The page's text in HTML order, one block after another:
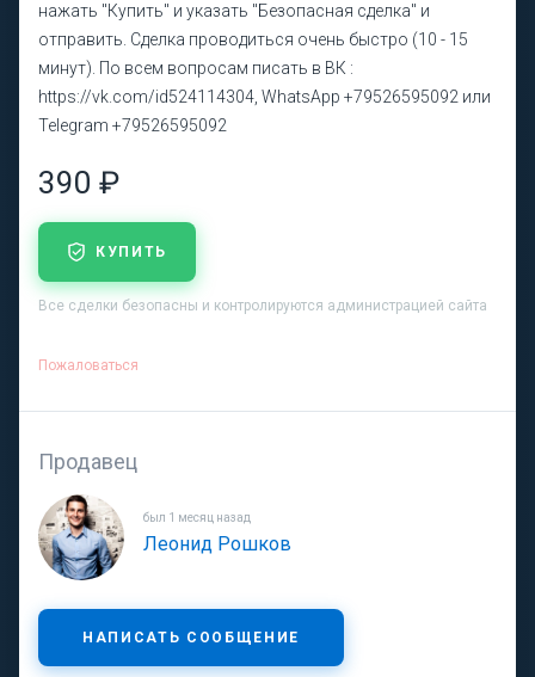
нажать "Купить" и указать "Безопасная сделка" и
отправить. Сделка проводиться очень быстро (10 - 15
минут). По всем вопросам писать в ВК :
https://vk.com/id524114304, WhatsApp +79526595092 или
Telegram +79526595092
390 ₽
КУПИТЬ
Все сделки безопасны и контролируются администрацией сайта
Пожаловаться
Продавец
был 1 месяц назад
Леонид Рошков
НАПИСАТЬ СООБЩЕНИЕ